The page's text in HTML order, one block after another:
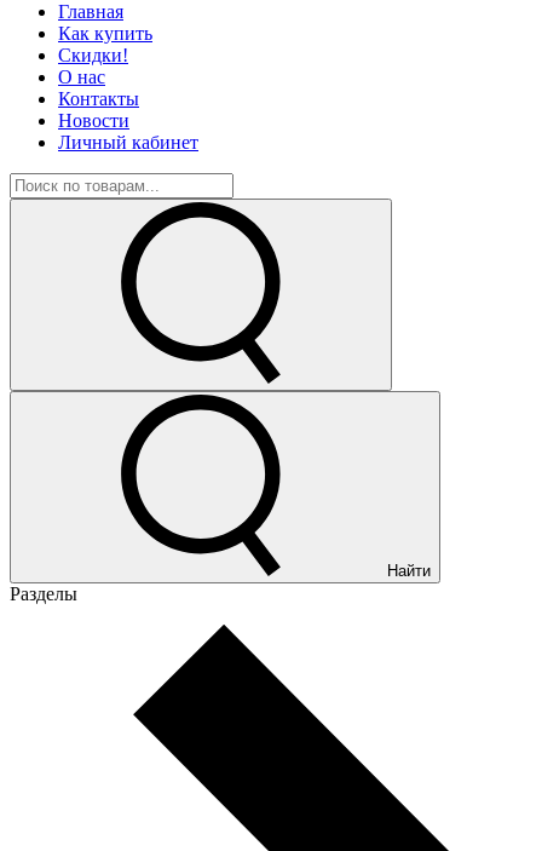
Главная
Как купить
Скидки!
О нас
Контакты
Новости
Личный кабинет
Найти
Разделы